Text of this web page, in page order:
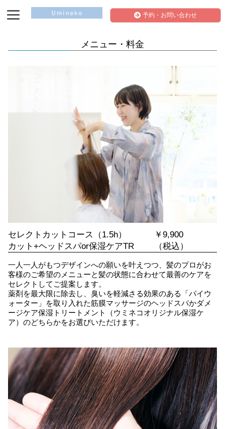
予約・お問い合わせ
メニュー・料金
セレクトカットコース（1.5h）
カット+ヘッドスパor保湿ケアTR
￥9,900
（税込）
一人一人がもつデザインへの願いを叶えつつ、髪のプロがお
客様のご希望のメニューと髪の状態に合わせて最善のケアを
セレクトしてご提案します。
薬剤を最大限に除去し、臭いを軽減さる効果のある「パイウ
ォーター」を取り入れた筋膜マッサージのヘッドスパかダメ
ージケア保湿トリートメント（ウミネコオリジナル保湿ケ
ア）のどちらかをお選びいただけます。